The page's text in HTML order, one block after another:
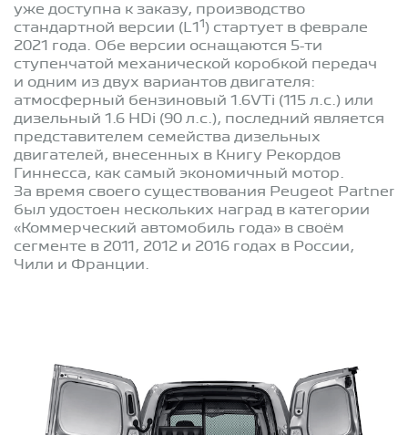
уже доступна к заказу, производство
стандартной версии (L1 1 ) стартует в феврале
2021 года. Обе версии оснащаются 5-ти
ступенчатой механической коробкой передач
и одним из двух вариантов двигателя:
атмосферный бензиновый 1.6VTi (115 л.с.) или
дизельный 1.6 HDi (90 л.с.), последний является
представителем семейства дизельных
двигателей, внесенных в Книгу Рекордов
Гиннесса, как самый экономичный мотор.
За время своего существования Peugeot Partner
был удостоен нескольких наград в категории
«Коммерческий автомобиль года» в своём
сегменте в 2011, 2012 и 2016 годах в России,
Чили и Франции.